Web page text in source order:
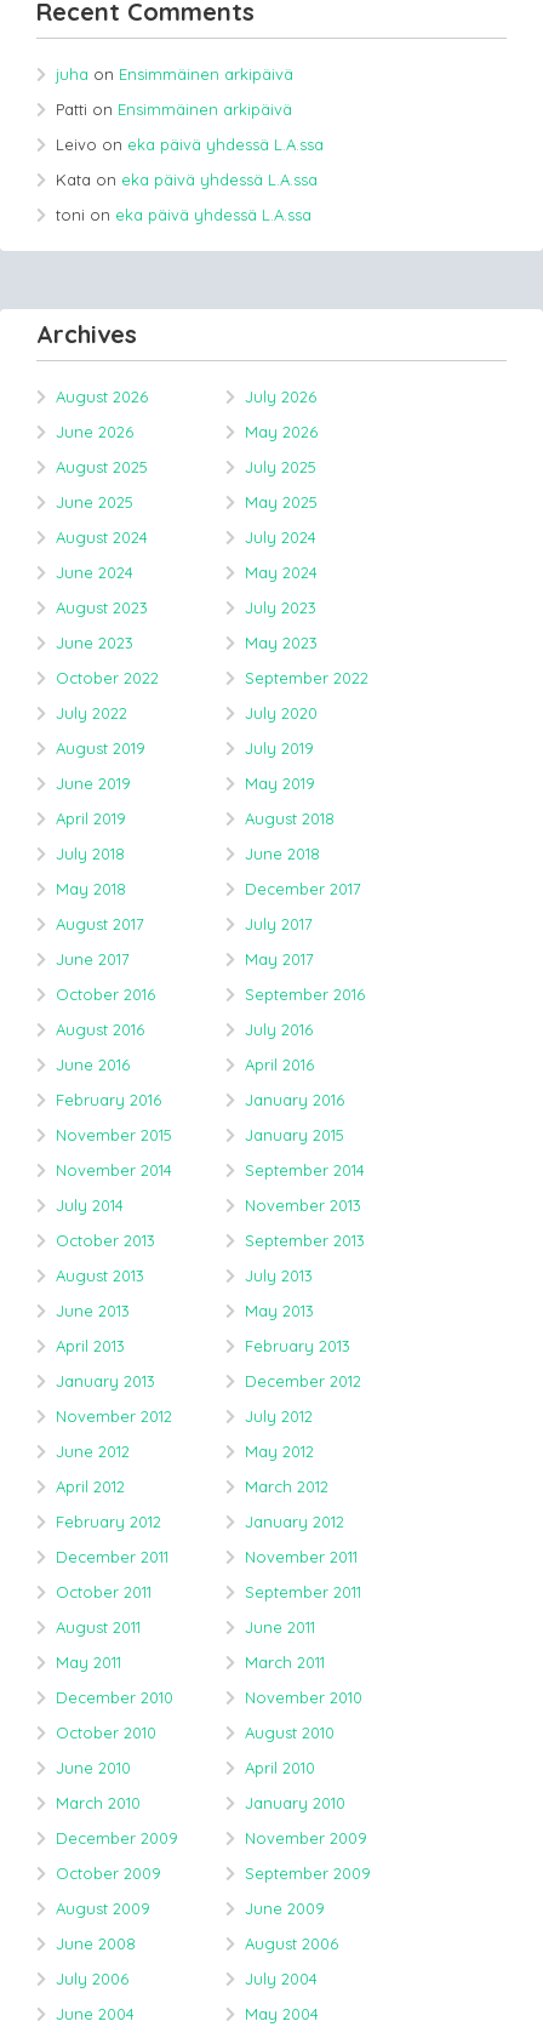
Recent Comments
juha on Ensimmäinen arkipäivä
Patti on Ensimmäinen arkipäivä
Leivo on eka päivä yhdessä L.A.ssa
Kata on eka päivä yhdessä L.A.ssa
toni on eka päivä yhdessä L.A.ssa
Archives
August 2026
July 2026
June 2026
May 2026
August 2025
July 2025
June 2025
May 2025
August 2024
July 2024
June 2024
May 2024
August 2023
July 2023
June 2023
May 2023
October 2022
September 2022
July 2022
July 2020
August 2019
July 2019
June 2019
May 2019
April 2019
August 2018
July 2018
June 2018
May 2018
December 2017
August 2017
July 2017
June 2017
May 2017
October 2016
September 2016
August 2016
July 2016
June 2016
April 2016
February 2016
January 2016
November 2015
January 2015
November 2014
September 2014
July 2014
November 2013
October 2013
September 2013
August 2013
July 2013
June 2013
May 2013
April 2013
February 2013
January 2013
December 2012
November 2012
July 2012
June 2012
May 2012
April 2012
March 2012
February 2012
January 2012
December 2011
November 2011
October 2011
September 2011
August 2011
June 2011
May 2011
March 2011
December 2010
November 2010
October 2010
August 2010
June 2010
April 2010
March 2010
January 2010
December 2009
November 2009
October 2009
September 2009
August 2009
June 2009
June 2008
August 2006
July 2006
July 2004
June 2004
May 2004